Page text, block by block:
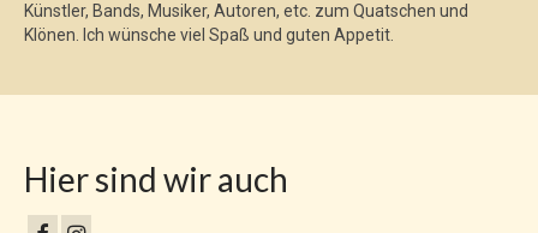
Künstler, Bands, Musiker, Autoren, etc. zum Quatschen und
Klönen. Ich wünsche viel Spaß und guten Appetit.
Hier sind wir auch